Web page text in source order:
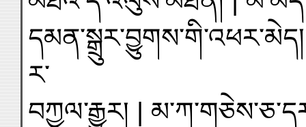
ར་
བཀྱལ་རྒྱུར། |